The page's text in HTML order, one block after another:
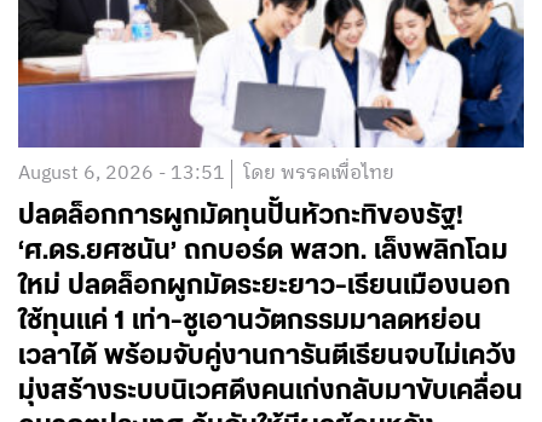
August 6, 2026 - 13:51 โดย พรรคเพื่อไทย
ปลดล็อกการผูกมัดทุนปั้นหัวกะทิของรัฐ!
‘ศ.ดร.ยศชนัน’ ถกบอร์ด พสวท. เล็งพลิกโฉม
ใหม่ ปลดล็อกผูกมัดระยะยาว-เรียนเมืองนอก
ใช้ทุนแค่ 1 เท่า-ชูเอานวัตกรรมมาลดหย่อน
เวลาได้ พร้อมจับคู่งานการันตีเรียนจบไม่เคว้ง
มุ่งสร้างระบบนิเวศดึงคนเก่งกลับมาขับเคลื่อน